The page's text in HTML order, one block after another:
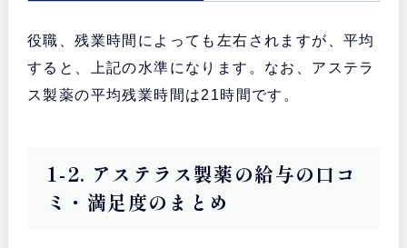
役職、残業時間によっても左右されますが、平均
すると、上記の水準になります。なお、アステラ
ス製薬の平均残業時間は21時間です。
1-2. アステラス製薬の給与の口コ
ミ・満足度のまとめ